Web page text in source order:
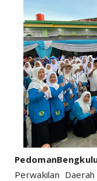
Perwakilan